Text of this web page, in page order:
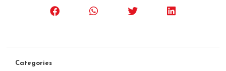
Categories